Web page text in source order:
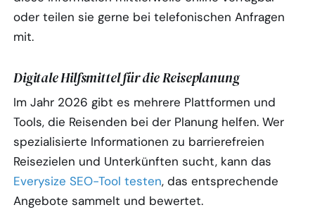
oder teilen sie gerne bei telefonischen Anfragen
mit.
Digitale Hilfsmittel für die Reiseplanung
Im Jahr 2026 gibt es mehrere Plattformen und
Tools, die Reisenden bei der Planung helfen. Wer
spezialisierte Informationen zu barrierefreien
Reisezielen und Unterkünften sucht, kann das
Everysize SEO-Tool testen, das entsprechende
Angebote sammelt und bewertet.